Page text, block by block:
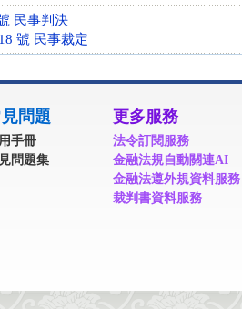
民事判決
號 民事裁定
問題
手冊
問題集
更多服務
法令訂閱服務
金融法規自動關連AI
金融法遵外規資料服務
裁判書資料服務